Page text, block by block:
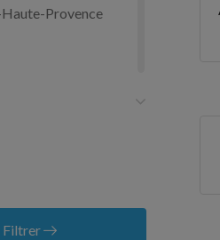
Provence
Filtrer